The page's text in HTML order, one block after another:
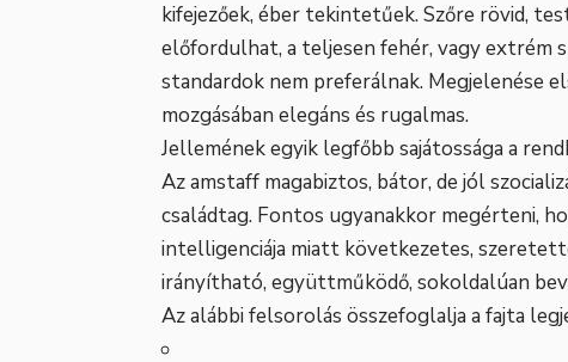
kifejezőek, éber tekintetűek. Szőre rövid,
előfordulhat, a teljesen fehér, vagy extrém
standardok nem preferálnak. Megjelenése
mozgásában elegáns és rugalmas.
Jellemének egyik legfőbb sajátossága a
Az amstaff magabiztos, bátor, de jól
családtag. Fontos ugyanakkor megérteni,
intelligenciája miatt következetes,
irányítható, együttműködő, sokoldalúan
Az alábbi felsorolás összefoglalja a fajta